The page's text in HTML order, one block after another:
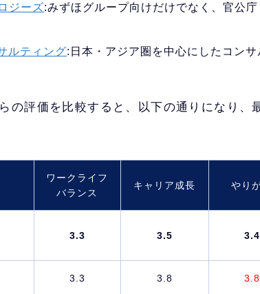
ジーズ:みずほグループ向けだけでなく、官公
ルティング:日本・アジア圏を中心にしたコン
の評価を比較すると、以下の通りになり、
ワークライフ
バランス
キャリア成長 やり
3.3 3.5 3.4
3.3 3.8 3.8